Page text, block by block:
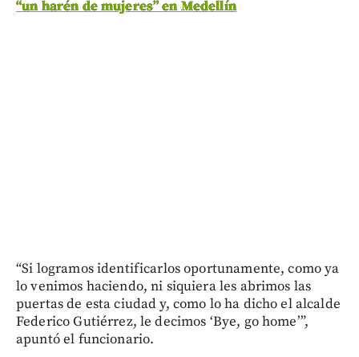
“un harén de mujeres” en Medellín
“Si logramos identificarlos oportunamente, como ya
lo venimos haciendo, ni siquiera les abrimos las
puertas de esta ciudad y, como lo ha dicho el alcalde
Federico Gutiérrez, le decimos ‘Bye, go home’”,
apuntó el funcionario.